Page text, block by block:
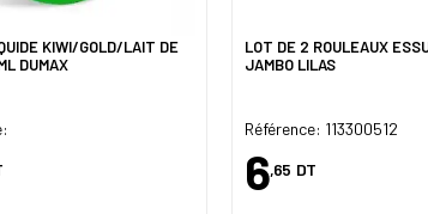
KIWI/GOLD/LAIT DE
DUMAX
LOT DE 2 ROULEAUX
JAMBO LILAS
Référence: 113300512
6,65 DT